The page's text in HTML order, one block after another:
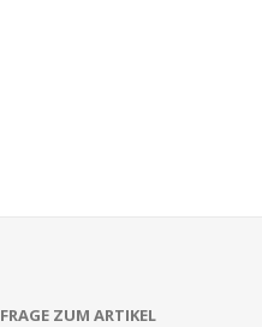
FRAGE ZUM ARTIKEL